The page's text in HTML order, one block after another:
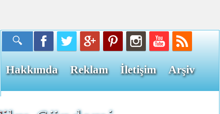
Hakkımda Reklam İletişim Arşiv